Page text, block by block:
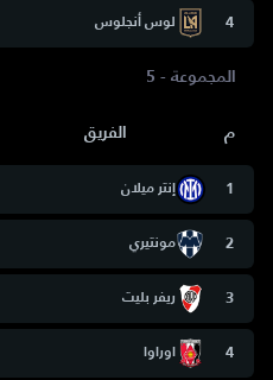
4 لوس أنجلوس
المجموعة - 5
م الفريق
1 إنتر ميلان
2 مونتيري
3 ريفر بليت
4 اوراوا